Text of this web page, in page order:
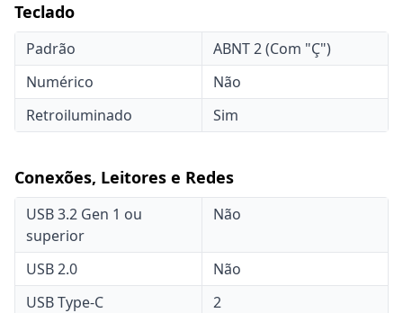
Teclado
Padrão
ABNT 2 (Com "Ç")
Numérico
Não
Retroiluminado
Sim
Conexões, Leitores e Redes
USB 3.2 Gen 1 ou
superior
Não
USB 2.0
Não
USB Type-C
2